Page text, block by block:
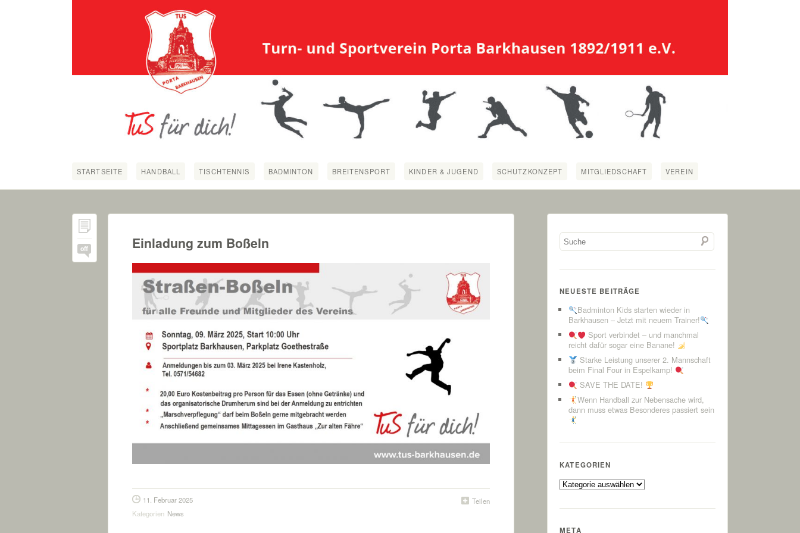
STARTSEITE HANDBALL TISCHTENNIS BADMINTON BREITENSPORT KINDER & JUGEND SCHUTZKONZEPT MITGLIEDSCHAFT VEREIN
off Einladung zum Boßeln
Teilen
11. Februar 2025
Kategorien News
NEUESTE BEITRÄGE
Badminton Kids starten wieder in
Barkhausen – Jetzt mit neuem Trainer!
Sport verbindet – und manchmal
reicht dafür sogar eine Banane!
Starke Leistung unserer 2. Mannschaft
beim Final Four in Espelkamp!
SAVE THE DATE!
Wenn Handball zur Nebensache wird,
dann muss etwas Besonderes passiert sein
KATEGORIEN
Kategorien
META